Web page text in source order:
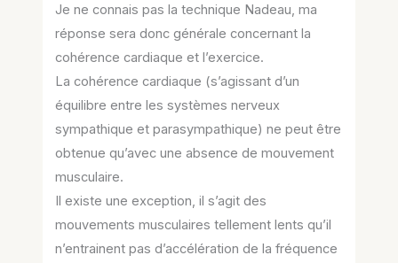
Je ne connais pas la technique Nadeau, ma
réponse sera donc générale concernant la
cohérence cardiaque et l’exercice.
La cohérence cardiaque (s’agissant d’un
équilibre entre les systèmes nerveux
sympathique et parasympathique) ne peut être
obtenue qu’avec une absence de mouvement
musculaire.
Il existe une exception, il s’agit des
mouvements musculaires tellement lents qu’il
n’entrainent pas d’accélération de la fréquence